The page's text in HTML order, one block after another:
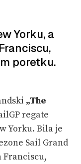
Yorku, a
poretku.
„The
regate
Yorku. Bila je
Sail Grand
Franciscu,